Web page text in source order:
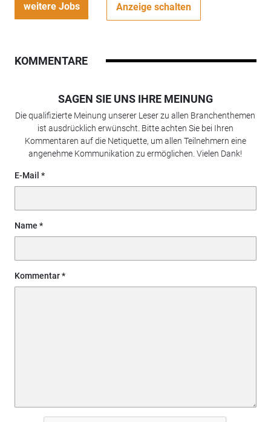
weitere Jobs Anzeige schalten
KOMMENTARE
SAGEN SIE UNS IHRE MEINUNG
Die qualifizierte Meinung unserer Leser zu allen Branchenthemen
ist ausdrücklich erwünscht. Bitte achten Sie bei Ihren
Kommentaren auf die Netiquette, um allen Teilnehmern eine
angenehme Kommunikation zu ermöglichen. Vielen Dank!
E-Mail
Name
Kommentar